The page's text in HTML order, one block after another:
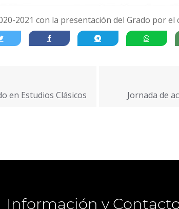
2021 con la presentación del Grado por
en Estudios Clásicos Jornada de
Información y